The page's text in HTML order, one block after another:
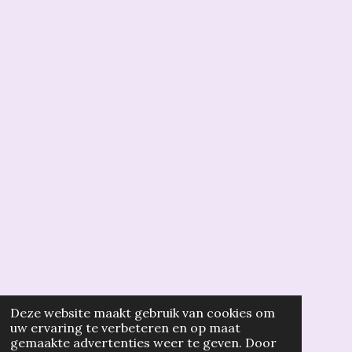
Deze website maakt gebruik van cookies om
uw ervaring te verbeteren en op maat
gemaakte advertenties weer te geven. Door